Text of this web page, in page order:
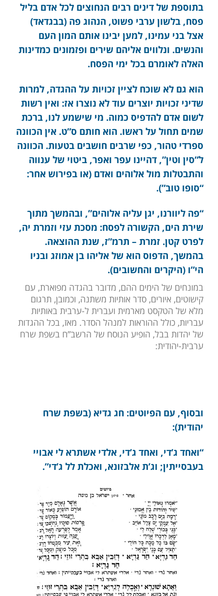
בתוספת של דינים רבים הנחוצים לכל אדם בליל
פסח, בלשון ערבי פשוט, הנהוג פה (בבגדאד)
אצל בני עמינו, למען יבינו אותם המון העם
והנשים. ונלווים אליהם שירים ופזמונים כמדינות
האלה לאומרם בכל ימי הפסח.
הוא גם לא שוכח לציין זכויות על ההגדה, למרות
שדיני זכויות יוצרים עוד לא נוצרו אז: ואין רשות
לשום אדם להדפיס כמוה. מי שישמע לנו, ברכת
שמים תחול על ראשו. הוא חותם ס”ט. אין הכוונה
ספרדי טהור, כפי שרבים חושבים בטעות. הכוונה
ל”סין וטין”, דהיינו עפר ואפר, ביטוי של ענווה
והתבטלות מול אלוהים ואדם (או בפירוש אחר:
“סופו טוב”).
“פה ליוורנו, יגן עליה אלוהים”, ובהמשך מתוך
שירת הים, הקשורה לפסח: מסכת עזי וזמרת יה,
לפרט קטן. זמרת – תרמ”ז, שנת ההוצאה.
בהמשך, הדפוס הוא של אליהו בן אמוזג ובניו
הי”ו (היקרים והחשובים).
במונחים של הימים ההם, מדובר בהגדה מפוארת, עם
קישוטים, איורים, סדר אותיות משתנה, וכמובן, תרגום
מלא של הטקסט מארמית ועברית ל-ערבית באותיות
עבריות, כולל ההוראות למנהל הסדר. מאז, בכל ההגדות
של יהדות בבל, הופיע הנוסח של הרשב”ח בשפת שרח
ערבית-יהודית:
ובסוף, עם הפיוטים: חג גדיא (בשפת שרח
יהודית):
“ואחד ג’די, ואחד ג’די, אלדי אשתרא לי אבויי
בעבסייתין; וג’ת אלבזונא, ואכלת לל ג’די”.